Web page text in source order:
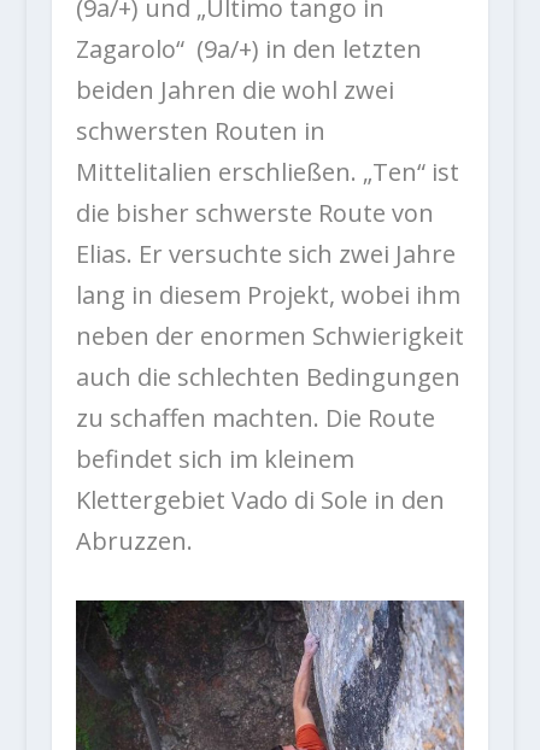
(9a/+) und „Ultimo tango in
Zagarolo“ (9a/+) in den letzten
beiden Jahren die wohl zwei
schwersten Routen in
Mittelitalien erschließen. „Ten“ ist
die bisher schwerste Route von
Elias. Er versuchte sich zwei Jahre
lang in diesem Projekt, wobei ihm
neben der enormen Schwierigkeit
auch die schlechten Bedingungen
zu schaffen machten. Die Route
befindet sich im kleinem
Klettergebiet Vado di Sole in den
Abruzzen.